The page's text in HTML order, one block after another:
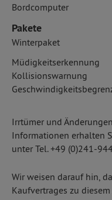
Bordcomputer
Pakete
Winterpaket
Müdigkeitserkennung
Kollisionswarnung
Irrtümer und
Informationen erhalten
unter Tel. +49 (0)241-
Wir weisen darauf hin,
Kaufvertrages zu